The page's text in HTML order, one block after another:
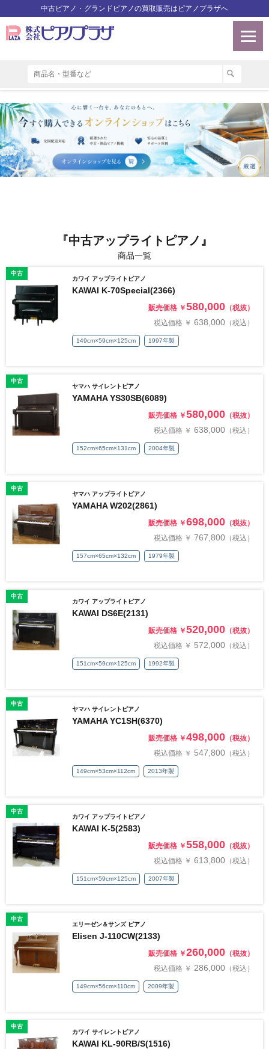
中古ピアノ・グランドピアノの買取販売はピアノプラザへ
『中古アップライトピアノ』
商品一覧
中古
カワイ アップライトピアノ
KAWAI K-70Special(2366)
販売価格 ￥580,000 （税抜）
税込価格 ￥ 638,000 （税込）
149cm×59cm×125cm 1997年製
中古
ヤマハ サイレントピアノ
YAMAHA YS30SB(6089)
販売価格 ￥580,000 （税抜）
税込価格 ￥ 638,000 （税込）
152cm×65cm×131cm 2004年製
中古
ヤマハ アップライトピアノ
YAMAHA W202(2861)
販売価格 ￥698,000 （税抜）
税込価格 ￥ 767,800 （税込）
157cm×65cm×132cm 1979年製
中古
カワイ アップライトピアノ
KAWAI DS6E(2131)
販売価格 ￥520,000 （税抜）
税込価格 ￥ 572,000 （税込）
151cm×59cm×125cm 1992年製
中古
ヤマハ サイレントピアノ
YAMAHA YC1SH(6370)
販売価格 ￥498,000 （税抜）
税込価格 ￥ 547,800 （税込）
149cm×53cm×112cm 2013年製
中古
カワイ アップライトピアノ
KAWAI K-5(2583)
販売価格 ￥558,000 （税抜）
税込価格 ￥ 613,800 （税込）
151cm×59cm×125cm 2007年製
中古
エリーゼン＆サンズ ピアノ
Elisen J-110CW(2133)
販売価格 ￥260,000 （税抜）
税込価格 ￥ 286,000 （税込）
149cm×56cm×110cm 2009年製
中古
カワイ サイレントピアノ
KAWAI KL-90RB/S(1516)